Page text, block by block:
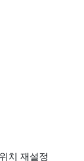
위치 재설정